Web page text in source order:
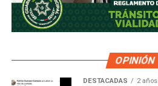
OPINIÓN
DESTACADAS 2 años